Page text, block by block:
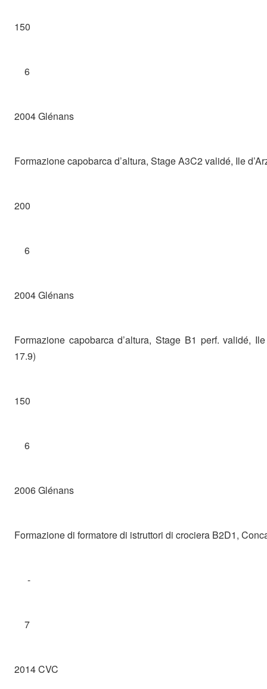
150
6
2004 Glénans
Formazione capobarca d’altura, Stage A3C2 validé, Ile
200
6
2004 Glénans
Formazione capobarca d’altura, Stage B1 perf. validé,
17.9)
150
6
2006 Glénans
Formazione di formatore di istruttori di crociera B2D1,
-
7
2014 CVC